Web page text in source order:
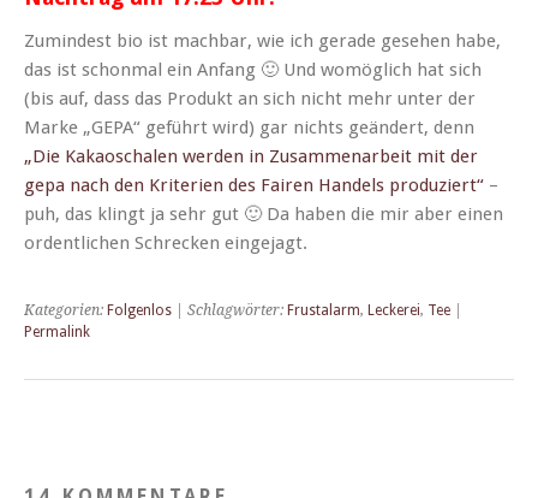
Zumin­d­est bio ist mach­bar, wie ich ger­ade gese­hen habe,
das ist schon­mal ein Anfang 🙂 Und wom­öglich hat sich
(bis auf, dass das Pro­dukt an sich nicht mehr unter der
Marke „GEPA“ geführt wird) gar nichts geän­dert, denn
„Die Kakaoschalen wer­den in Zusam­me­nar­beit mit der
gepa nach den Kri­te­rien des Fairen Han­dels pro­duziert“ –
puh, das klingt ja sehr gut 🙂 Da haben die mir aber einen
ordentlichen Schreck­en eingejagt.
Kategorien: Folgenlos | Schlagwörter: Frustalarm, Leckerei, Tee
Permalink